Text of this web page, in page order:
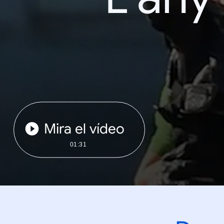
Mira el vídeo
01:31